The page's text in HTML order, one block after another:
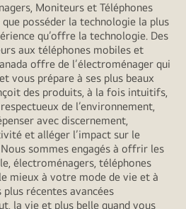
Moniteurs et Téléphones
que posséder la technologie la plus
qu’offre la technologie. Des
aux téléphones mobiles et
offre de l’électroménager qui
vous prépare à ses plus beaux
des produits, à la fois intuitifs,
de l’environnement,
avec discernement,
et alléger l’impact sur le
sommes engagés à offrir les
électroménagers, téléphones
mieux à votre mode de vie et à
récentes avancées
la vie et plus belle quand vous